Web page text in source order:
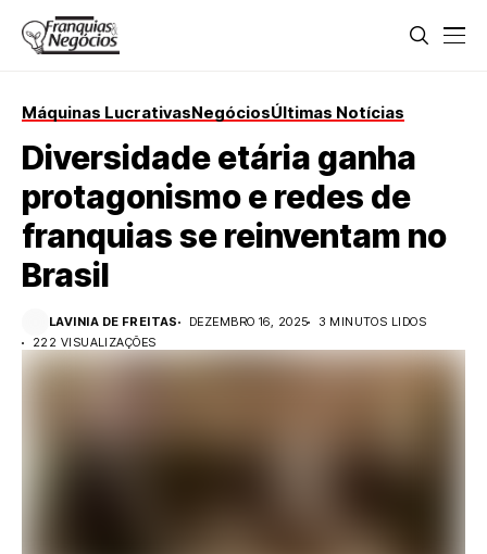
Máquinas LucrativasNegóciosÚltimas Notícias
Diversidade etária ganha
protagonismo e redes de
franquias se reinventam no
Brasil
LAVINIA DE FREITAS DEZEMBRO 16, 2025
3 MINUTOS LIDOS
222 VISUALIZAÇÕES